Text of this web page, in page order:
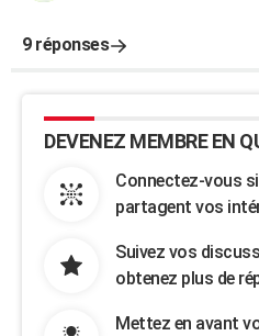
9 réponses
DEVENEZ MEMBRE EN
Connectez-vous
partagent vos
Suivez vos
obtenez plus de
Mettez en avant